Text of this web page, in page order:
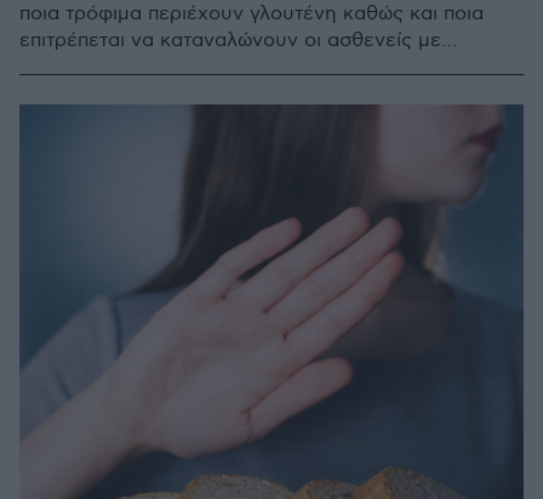
ποια τρόφιμα περιέχουν γλουτένη καθώς και ποια
επιτρέπεται να καταναλώνουν οι ασθενείς με